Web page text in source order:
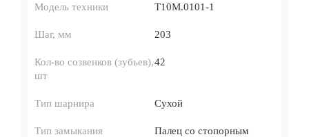
Модель техники Т10М.0101-1
Шаг, мм 203
Кол-во созвенков (зубьев),
шт
42
Тип шарнира Сухой
Тип замыкания
Палец со стопорным